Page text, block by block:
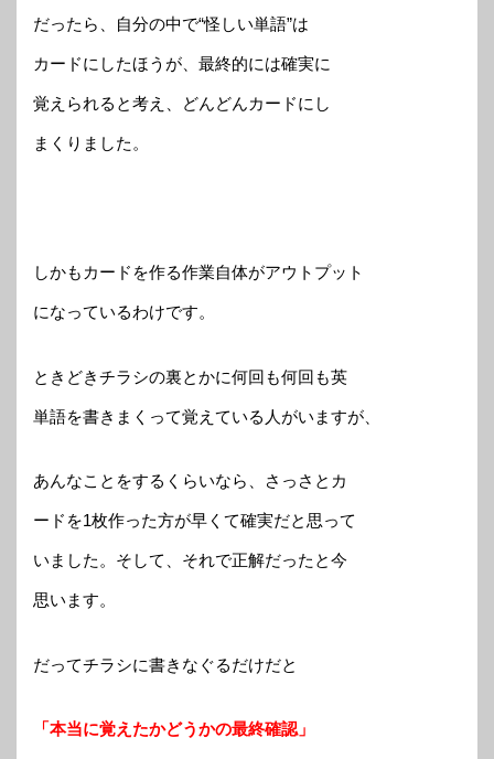
だったら、自分の中で“怪しい単語”は
カードにしたほうが、最終的には確実に
覚えられると考え、どんどんカードにし
まくりました。
しかもカードを作る作業自体がアウトプット
になっているわけです。
ときどきチラシの裏とかに何回も何回も英
単語を書きまくって覚えている人がいますが、
あんなことをするくらいなら、さっさとカ
ードを1枚作った方が早くて確実だと思って
いました。そして、それで正解だったと今
思います。
だってチラシに書きなぐるだけだと
「本当に覚えたかどうかの最終確認」